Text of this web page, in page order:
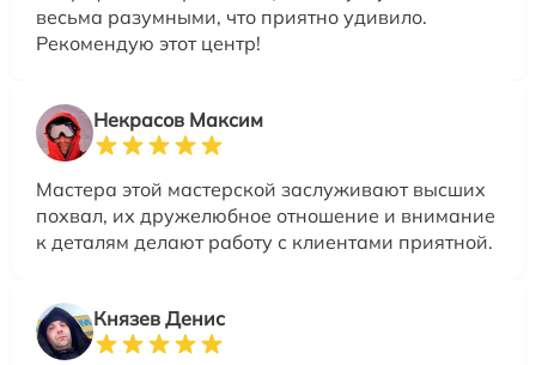
весьма разумными, что приятно удивило.
Рекомендую этот центр!
Некрасов Максим
Мастера этой мастерской заслуживают высших
похвал, их дружелюбное отношение и внимание
к деталям делают работу с клиентами приятной.
Князев Денис